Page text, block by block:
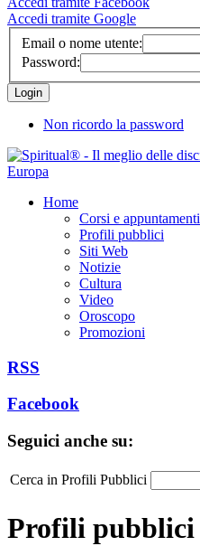
Accedi tramite Google
Email o nome utente:
Password:
Non ricordo la password
Home
Corsi e appuntamenti
Profili pubblici
Siti Web
Notizie
Cultura
Video
Oroscopo
Promozioni
RSS
Facebook
Seguici anche su:
Cerca in Profili Pubblici
Profili pubblici